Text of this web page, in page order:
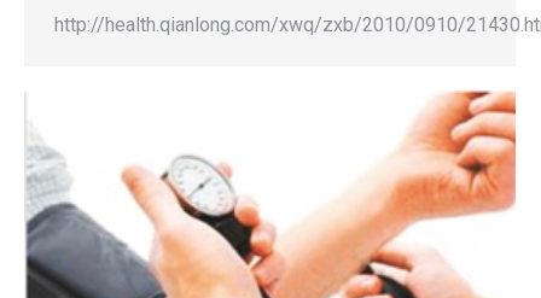
http://health.qianlong.com/xwq/zxb/2010/0910/